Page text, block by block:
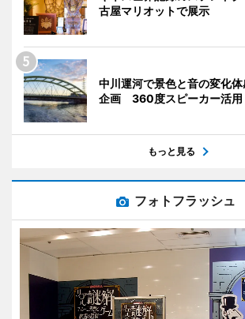
古屋マリオットで展示
中川運河で景色と音の変化
企画 360度スピーカー活用
もっと見る
フォトフラッシュ